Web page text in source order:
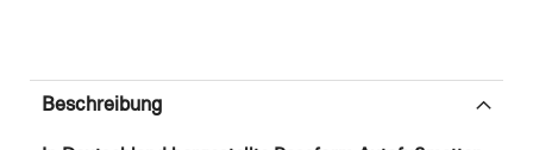
Beschreibung